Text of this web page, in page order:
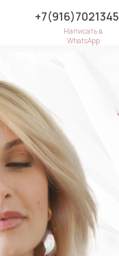
+7(916)7021345
Написать в
WhatsApp